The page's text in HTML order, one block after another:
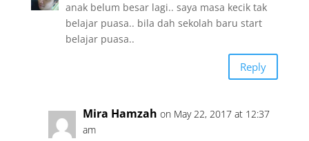
anak belum besar lagi.. saya masa kecik tak
belajar puasa.. bila dah sekolah baru start
belajar puasa..
Reply
Mira Hamzah on May 22, 2017 at 12:37
am